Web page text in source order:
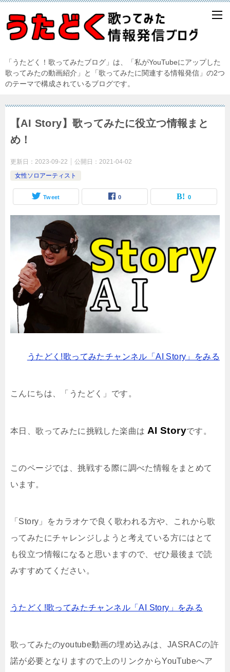
「うたどく！歌ってみたブログ」は、「私がYouTubeにアップした
歌ってみたの動画紹介」と「歌ってみたに関連する情報発信」の2つ
のテーマで構成されているブログです。
【AI Story】歌ってみたに役立つ情報まと
め！
更新日： 2023-09-22 公開日： 2021-04-02
女性ソロアーティスト
Tweet 0 0
うたどく!歌ってみたチャンネル「AI Story」をみる
こんにちは、「うたどく」です。
本日、歌ってみたに挑戦した楽曲は AI Storyです。
このページでは、挑戦する際に調べた情報をまとめて
います。
「Story」をカラオケで良く歌われる方や、これから歌
ってみたにチャレンジしようと考えている方にはとて
も役立つ情報になると思いますので、ぜひ最後まで読
みすすめてください。
うたどく!歌ってみたチャンネル「AI Story」をみる
歌ってみたのyoutube動画の埋め込みは、JASRACの許
諾が必要となりますので上のリンクからYouTubeへア